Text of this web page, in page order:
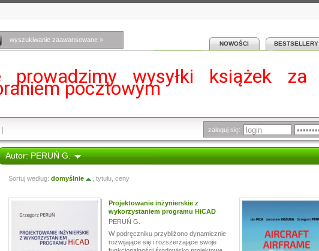
wyszukiwanie zaawansowane »
NOWOŚCI BESTSELLERY
prowadzimy wysyłki książek za
pocztowym
zaloguj się:
Autor: PERUŃ G.
Sortuj według: domyślnie tytułu, ceny
Projektowanie inżynierskie z
wykorzystaniem programu HiCAD
PERUŃ G.
W podręczniku przybliżono dynamicznie
rozwijające się i rozszerzające swoje